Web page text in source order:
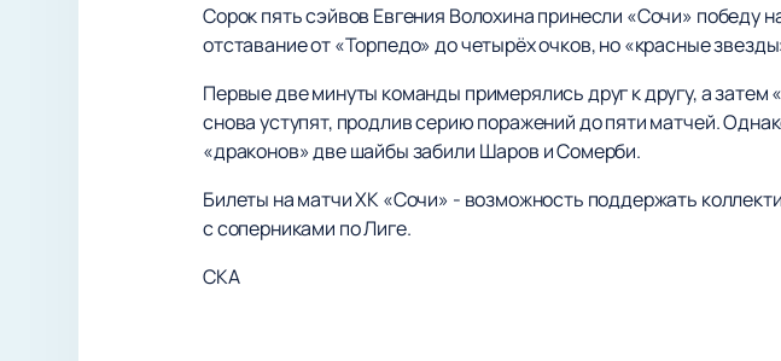
Сорок пять сэйвов Евгения Волохина принесли «Сочи» победу
отставание от «Торпедо» до четырёх очков, но «красные
Первые две минуты команды примерялись друг к другу, а затем
снова уступят, продлив серию поражений до пяти матчей.
«драконов» две шайбы забили Шаров и Сомерби.
Билеты на матчи ХК «Сочи» - возможность поддержать
с соперниками по Лиге.
СКА